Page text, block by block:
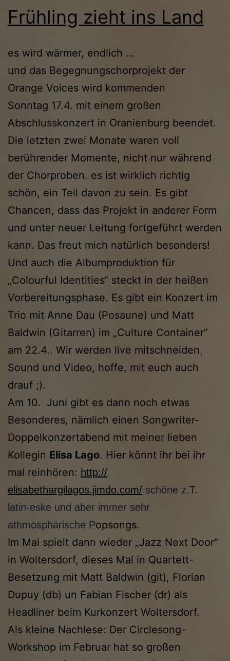
Frühling zieht ins Land
es wird wärmer, endlich …
und das Begegnungschorprojekt der
Orange Voices wird kommenden
Sonntag 17.4. mit einem großen
Abschlusskonzert in Oranienburg beendet.
Die letzten zwei Monate waren voll
berührender Momente, nicht nur während
der Chorproben. es ist wirklich richtig
schön, ein Teil davon zu sein. Es gibt
Chancen, dass das Projekt in anderer Form
und unter neuer Leitung fortgeführt werden
kann. Das freut mich natürlich besonders!
Und auch die Albumproduktion für
„Colourful Identities“ steckt in der heißen
Vorbereitungsphase. Es gibt ein Konzert im
Trio mit Anne Dau (Posaune) und Matt
Baldwin (Gitarren) im „Culture Container“
am 22.4.. Wir werden live mitschneiden,
Sound und Video, hoffe, mit euch auch
drauf ;).
Am 10. Juni gibt es dann noch etwas
Besonderes, nämlich einen Songwriter-
Doppelkonzertabend mit meiner lieben
Kollegin Elisa Lago. Hier könnt ihr bei ihr
mal reinhören: http://
elisabethargilagos.jimdo.com/ schöne z.T.
latin-eske und aber immer sehr
athmosphärische Popsongs.
Im Mai spielt dann wieder „Jazz Next Door“
in Woltersdorf, dieses Mal in Quartett-
Besetzung mit Matt Baldwin (git), Florian
Dupuy (db) un Fabian Fischer (dr) als
Headliner beim Kurkonzert Woltersdorf.
Als kleine Nachlese: Der Circlesong-
Workshop im Februar hat so großen